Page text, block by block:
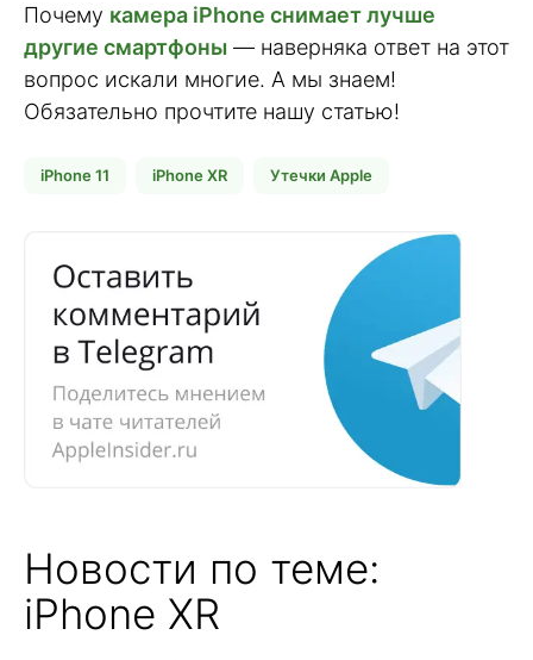
Почему камера iPhone снимает лучше
другие смартфоны — наверняка ответ на этот
вопрос искали многие. А мы знаем!
Обязательно прочтите нашу статью!
iPhone 11 iPhone XR Утечки Apple
Новости по теме:
iPhone XR